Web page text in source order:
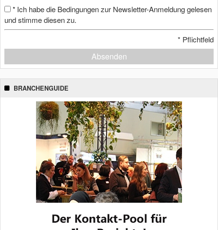
* Ich habe die Bedingungen zur Newsletter-Anmeldung gelesen
und stimme diesen zu.
* Pflichtfeld
Absenden
BRANCHENGUIDE